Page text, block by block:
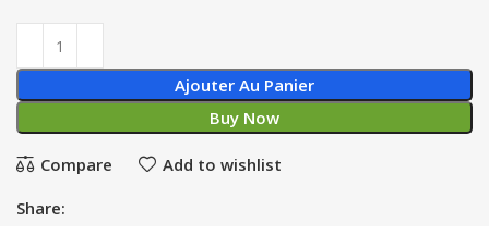
Ajouter Au Panier
Buy Now
Compare Add to wishlist
Share: